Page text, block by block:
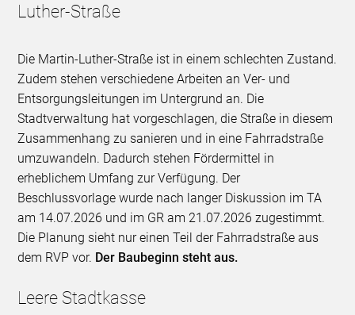
Luther-Straße
Die Martin-Luther-Straße ist in einem schlechten Zustand.
Zudem stehen verschiedene Arbeiten an Ver- und
Entsorgungsleitungen im Untergrund an. Die
Stadtverwaltung hat vorgeschlagen, die Straße in diesem
Zusammenhang zu sanieren und in eine Fahrradstraße
umzuwandeln. Dadurch stehen Fördermittel in
erheblichem Umfang zur Verfügung. Der
Beschlussvorlage wurde nach langer Diskussion im TA
am 14.07.2026 und im GR am 21.07.2026 zugestimmt.
Die Planung sieht nur einen Teil der Fahrradstraße aus
dem RVP vor. Der Baubeginn steht aus.
Leere Stadtkasse